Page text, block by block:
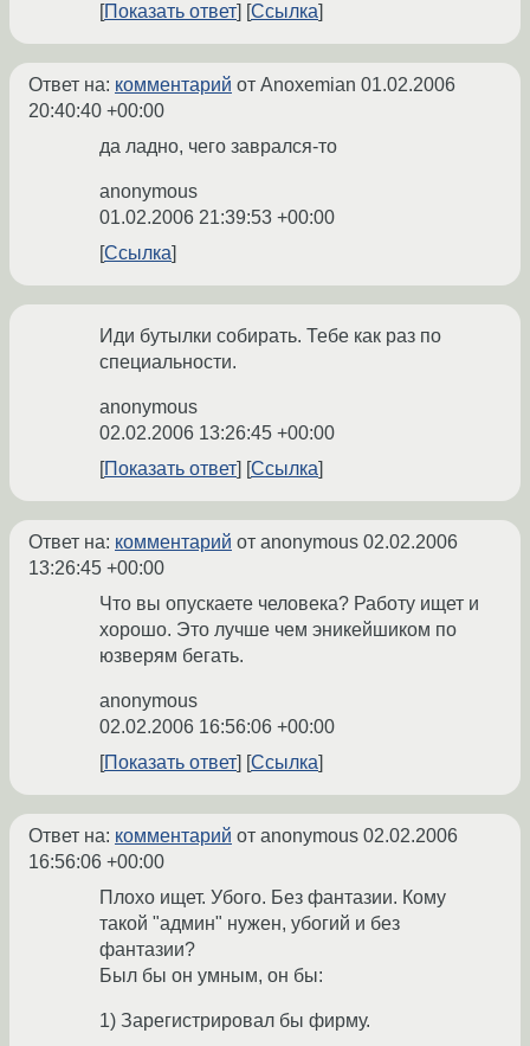
Показать ответ
Ссылка
Ответ на: комментарий от Anoxemian 01.02.2006
20:40:40 +00:00
да ладно, чего заврался-то
anonymous
01.02.2006 21:39:53 +00:00
Ссылка
Иди бутылки собирать. Тебе как раз по
специальности.
anonymous
02.02.2006 13:26:45 +00:00
Показать ответ
Ссылка
Ответ на: комментарий от anonymous 02.02.2006
13:26:45 +00:00
Что вы опускаете человека? Работу ищет и
хорошо. Это лучше чем эникейшиком по
юзверям бегать.
anonymous
02.02.2006 16:56:06 +00:00
Показать ответ
Ссылка
Ответ на: комментарий от anonymous 02.02.2006
16:56:06 +00:00
Плохо ищет. Убого. Без фантазии. Кому
такой "админ" нужен, убогий и без
фантазии?
Был бы он умным, он бы:
1) Зарегистрировал бы фирму.